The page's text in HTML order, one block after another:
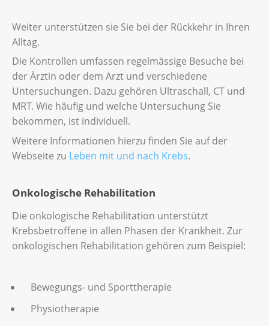
Wenn Sie die Immuntherapie unter die Haut
(subkutan) erhalten, dauern die Sitzungen
nur wenige Minuten. Wenn Sie die
Immuntherapie intravenös erhalten, kann
die Sitzung mehrere Stunden dauern. Wenn
die Ärztinnen und Ärzte die Immuntherapie
mit anderen Medikamenten kombinieren,
kann die Dauer der Sitzungen variieren.
Nebenwirkungen haben.
periphere Neuropathie
Diese Beschwerden können schwerwiegend
sein. Sie erfordern sofortige Massnahmen.
Wenn Sie nach einer Immuntherapie eine
dieser Beschwerden haben, wenden Sie sich
umgehend an Ihr Behandlungsteam. Ihr
Behandlungsteam kann diese Beschwerden
leichter behandeln, wenn sie frühzeitig
Weitere Informationen zu Immuntherapien
Medikamente gegen Krebsoder auf der
Webseite Immuntherapie.
Weiter unterstützen sie Sie bei der Rückkehr in Ihren
Alltag.
Die Kontrollen umfassen regelmässige Besuche bei
der Ärztin oder dem Arzt und verschiedene
Untersuchungen. Dazu gehören Ultraschall, CT und
MRT. Wie häufig und welche Untersuchung Sie
bekommen, ist individuell.
Weitere Informationen hierzu finden Sie auf der
Webseite zu Leben mit und nach Krebs.
Onkologische Rehabilitation
Die onkologische Rehabilitation unterstützt
Krebsbetroffene in allen Phasen der Krankheit. Zur
onkologischen Rehabilitation gehören zum Beispiel:
Bewegungs- und Sporttherapie
Physiotherapie